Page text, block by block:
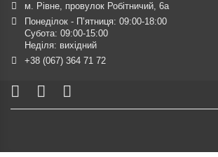
м. Рівне, провулок Робітничий, 6а
Понеділок - П’ятниця: 09:00-18:00
Субота: 09:00-15:00
Неділя: вихідний
+38 (067) 364 71 72